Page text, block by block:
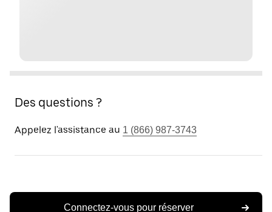
Des questions ?
Appelez l'assistance au 1 (866) 987-3743
Connectez-vous pour réserver